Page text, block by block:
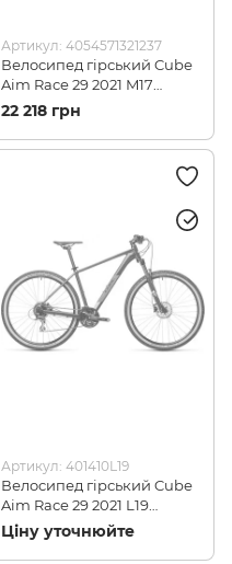
Артикул: 4054571321237
Велосипед гірський Cube
Aim Race 29 2021 M17
(401400)
22 218 грн
Артикул: 401410L19
Велосипед гірський Cube
Aim Race 29 2021 L19
(401410)
Ціну уточнюйте